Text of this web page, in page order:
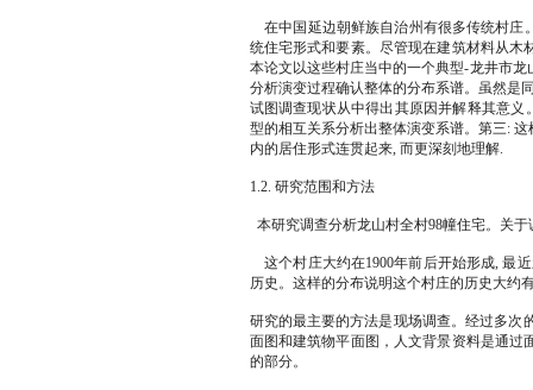
在中国延边朝鲜族自治州有很多传统村庄
统住宅形式和要素。尽管现在建筑材料从
本论文以这些村庄当中的一个典型-龙井市
分析演变过程确认整体的分布系谱。虽然是
试图调查现状从中得出其原因并解释其意
型的相互关系分析出整体演变系谱。第三:
内的居住形式连贯起来, 而更深刻地理解.
1.2. 研究范围和方法
本研究调查分析龙山村全村98幢住宅。关
这个村庄大约在1900年前后开始形成, 最
历史。这样的分布说明这个村庄的历史大约
研究的最主要的方法是现场调查。经过多次
面图和建筑物平面图，人文背景资料是通
的部分。